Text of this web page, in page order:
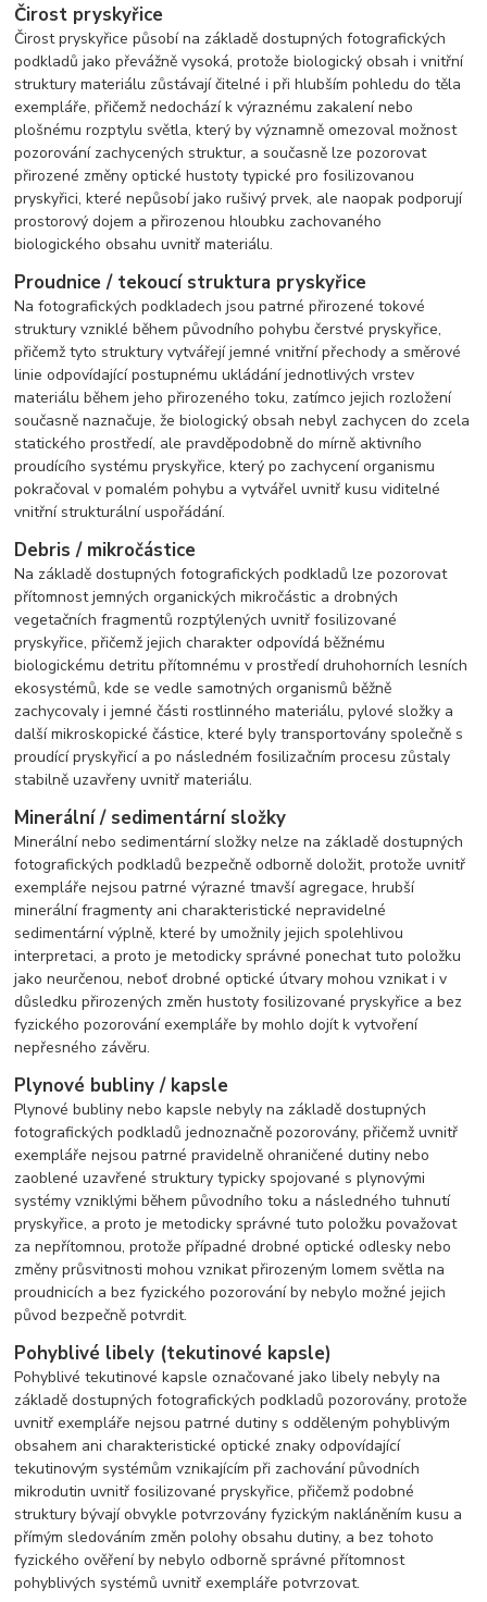
Čirost pryskyřice
Čirost pryskyřice působí na základě dostupných fotografických
podkladů jako převážně vysoká, protože biologický obsah i vnitřní
struktury materiálu zůstávají čitelné i při hlubším pohledu do těla
exempláře, přičemž nedochází k výraznému zakalení nebo
plošnému rozptylu světla, který by významně omezoval možnost
pozorování zachycených struktur, a současně lze pozorovat
přirozené změny optické hustoty typické pro fosilizovanou
pryskyřici, které nepůsobí jako rušivý prvek, ale naopak podporují
prostorový dojem a přirozenou hloubku zachovaného
biologického obsahu uvnitř materiálu.
Proudnice / tekoucí struktura pryskyřice
Na fotografických podkladech jsou patrné přirozené tokové
struktury vzniklé během původního pohybu čerstvé pryskyřice,
přičemž tyto struktury vytvářejí jemné vnitřní přechody a směrové
linie odpovídající postupnému ukládání jednotlivých vrstev
materiálu během jeho přirozeného toku, zatímco jejich rozložení
současně naznačuje, že biologický obsah nebyl zachycen do zcela
statického prostředí, ale pravděpodobně do mírně aktivního
proudícího systému pryskyřice, který po zachycení organismu
pokračoval v pomalém pohybu a vytvářel uvnitř kusu viditelné
vnitřní strukturální uspořádání.
Debris / mikročástice
Na základě dostupných fotografických podkladů lze pozorovat
přítomnost jemných organických mikročástic a drobných
vegetačních fragmentů rozptýlených uvnitř fosilizované
pryskyřice, přičemž jejich charakter odpovídá běžnému
biologickému detritu přítomnému v prostředí druhohorních lesních
ekosystémů, kde se vedle samotných organismů běžně
zachycovaly i jemné části rostlinného materiálu, pylové složky a
další mikroskopické částice, které byly transportovány společně s
proudící pryskyřicí a po následném fosilizačním procesu zůstaly
stabilně uzavřeny uvnitř materiálu.
Minerální / sedimentární složky
Minerální nebo sedimentární složky nelze na základě dostupných
fotografických podkladů bezpečně odborně doložit, protože uvnitř
exempláře nejsou patrné výrazné tmavší agregace, hrubší
minerální fragmenty ani charakteristické nepravidelné
sedimentární výplně, které by umožnily jejich spolehlivou
interpretaci, a proto je metodicky správné ponechat tuto položku
jako neurčenou, neboť drobné optické útvary mohou vznikat i v
důsledku přirozených změn hustoty fosilizované pryskyřice a bez
fyzického pozorování exempláře by mohlo dojít k vytvoření
nepřesného závěru.
Plynové bubliny / kapsle
Plynové bubliny nebo kapsle nebyly na základě dostupných
fotografických podkladů jednoznačně pozorovány, přičemž uvnitř
exempláře nejsou patrné pravidelně ohraničené dutiny nebo
zaoblené uzavřené struktury typicky spojované s plynovými
systémy vzniklými během původního toku a následného tuhnutí
pryskyřice, a proto je metodicky správné tuto položku považovat
za nepřítomnou, protože případné drobné optické odlesky nebo
změny průsvitnosti mohou vznikat přirozeným lomem světla na
proudnicích a bez fyzického pozorování by nebylo možné jejich
původ bezpečně potvrdit.
Pohyblivé libely (tekutinové kapsle)
Pohyblivé tekutinové kapsle označované jako libely nebyly na
základě dostupných fotografických podkladů pozorovány, protože
uvnitř exempláře nejsou patrné dutiny s odděleným pohyblivým
obsahem ani charakteristické optické znaky odpovídající
tekutinovým systémům vznikajícím při zachování původních
mikrodutin uvnitř fosilizované pryskyřice, přičemž podobné
struktury bývají obvykle potvrzovány fyzickým nakláněním kusu a
přímým sledováním změn polohy obsahu dutiny, a bez tohoto
fyzického ověření by nebylo odborně správné přítomnost
pohyblivých systémů uvnitř exempláře potvrzovat.